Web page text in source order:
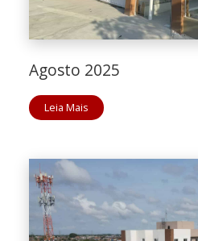
Agosto 2025
Leia Mais